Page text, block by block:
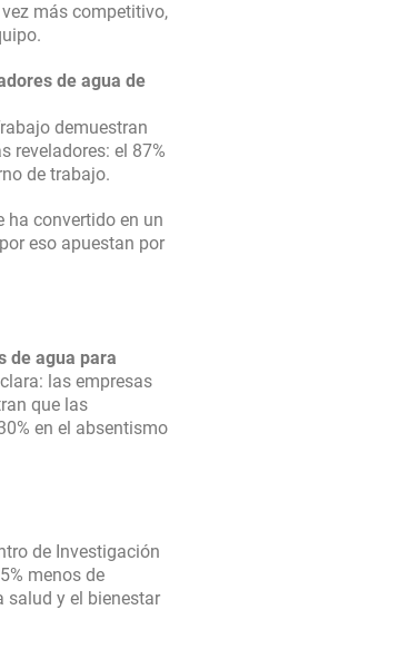
más competitivo,
de agua de
demuestran
reveladores: el 87%
de trabajo.
ha convertido en un
eso apuestan por
de agua para
las empresas
que las
en el absentismo
de Investigación
menos de
salud y el bienestar